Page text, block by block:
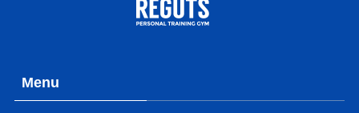
Menu